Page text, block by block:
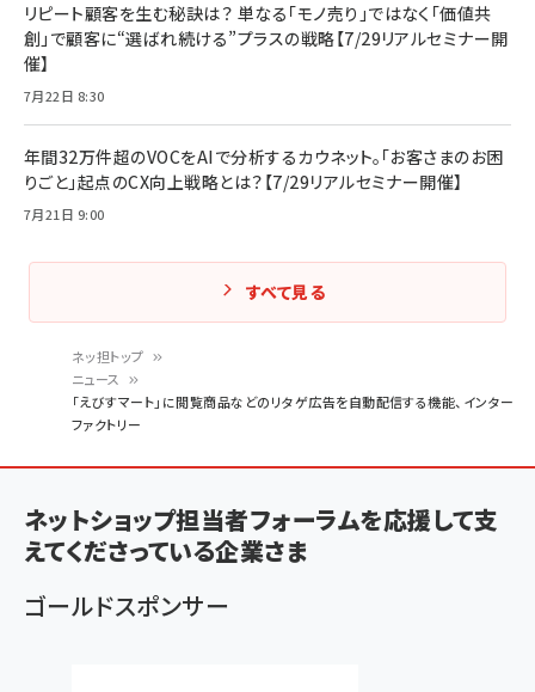
く
ず
ネッ担トップ
ニュース
「えびすマート」に閲覧商品などのリタゲ広告を自動配信する機能、インター
ファクトリー
リピート顧客を生む秘訣は？ 単なる「モノ売り」ではなく「価値共
創」で顧客に“選ばれ続ける”プラスの戦略【7/29リアルセミナー開
催】
7月22日 8:30
年間32万件超のVOCをAIで分析するカウネット。「お客さまのお困
りごと」起点のCX向上戦略とは？【7/29リアルセミナー開催】
7月21日 9:00
すべて見る
ネットショップ担当者フォーラムを応援して支
えてくださっている企業さま
ゴールドスポンサー